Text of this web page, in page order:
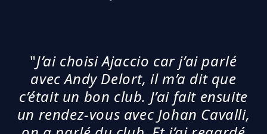
"J’ai choisi Ajaccio car j’ai parlé
avec Andy Delort, il m’a dit que
c’était un bon club. J’ai fait ensuite
un rendez-vous avec Johan Cavalli,